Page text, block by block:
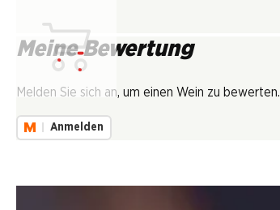
Meine Bewertung
Melden Sie sich an, um einen Wein zu bewerten.
Anmelden